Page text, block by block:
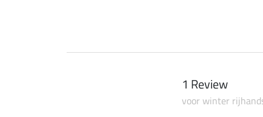
1 Review
voor winter